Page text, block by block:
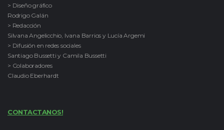
> Diseño gráfico
Rodrigo Galán
> Redacción
Silvana Angelicchio, Ivana Barrios y Lucía Argemi
> Difusión en redes sociales
Santiago Bussetti y Camila Bussetti
> Colaboradores
Claudio Eberhardt
CONTACTANOS!